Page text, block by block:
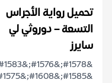
تحميل رواية الأجراس
التسعة – دوروثي لي
سايرز